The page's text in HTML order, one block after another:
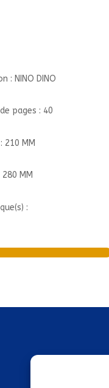
: NINO DINO
pages : 40
210 MM
MM
: